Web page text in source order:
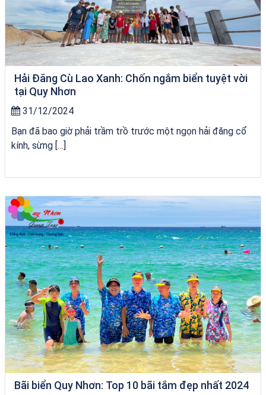
Hải Đăng Cù Lao Xanh: Chốn ngắm biển tuyệt vời
tại Quy Nhơn
31/12/2024
Bạn đã bao giờ phải trầm trồ trước một ngọn hải đăng cổ
kính, sừng […]
Khách sạn Việt Nam Taste
Bãi biển Quy Nhơn: Top 10 bãi tắm đẹp nhất 2024